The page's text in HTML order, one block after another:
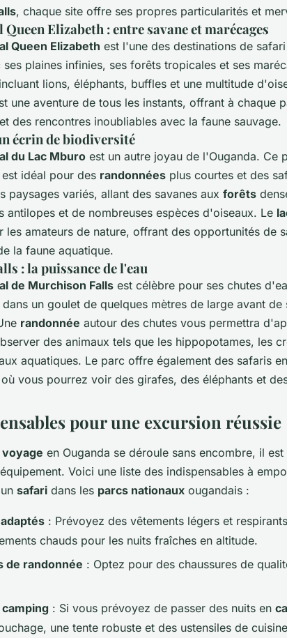
, chaque site offre ses propres particularités et
Elizabeth : entre savane et marécages
Queen Elizabeth est l'une des destinations de
ses plaines infinies, ses forêts tropicales et ses
lions, éléphants, buffles et une multitude
une aventure de tous les instants, offrant à chaque
des rencontres inoubliables avec la faune sauvage.
écrin de biodiversité
du Lac Mburo est un autre joyau de l'Ouganda. Ce
idéal pour des randonnées plus courtes et des
paysages variés, allant des savanes aux forêts
antilopes et de nombreuses espèces d'oiseaux. Le
les amateurs de nature, offrant des opportunités de
la faune aquatique.
: la puissance de l'eau
de Murchison Falls est célèbre pour ses chutes
un goulet de quelques mètres de large avant de
randonnée autour des chutes vous permettra
des animaux tels que les hippopotames, les
aquatiques. Le parc offre également des safaris
vous pourrez voir des girafes, des éléphants et
pour une excursion réussie
voyage en Ouganda se déroule sans encombre, il
Voici une liste des indispensables à
safari dans les parcs nationaux ougandais :
: Prévoyez des vêtements légers et
chauds pour les nuits fraîches en altitude.
de randonnée : Optez pour des chaussures de
: Si vous prévoyez de passer des nuits en
une tente robuste et des ustensiles de